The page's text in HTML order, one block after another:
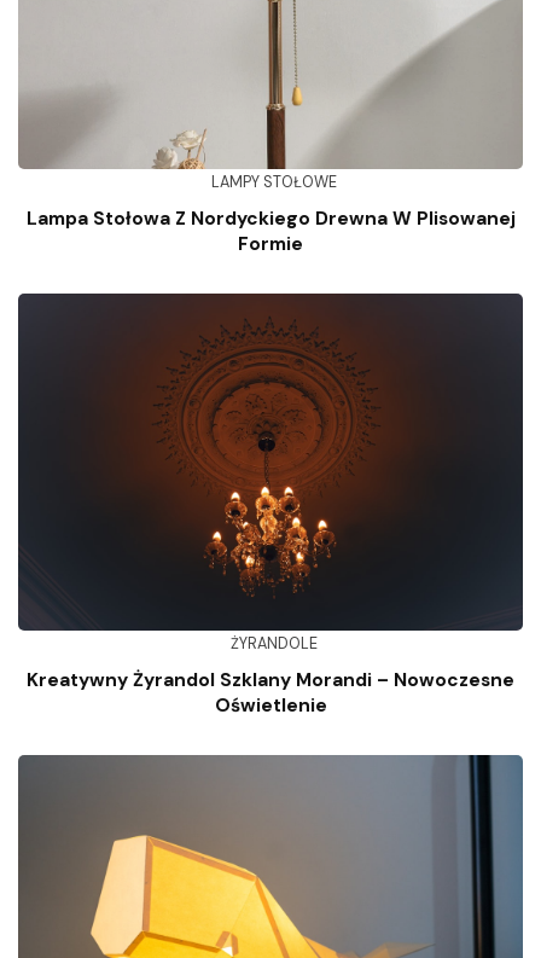
LAMPY STOŁOWE
Lampa Stołowa Z Nordyckiego Drewna W Plisowanej
Formie
ŻYRANDOLE
Kreatywny Żyrandol Szklany Morandi – Nowoczesne
Oświetlenie